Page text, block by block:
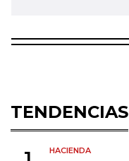
TENDENCIAS
HACIENDA